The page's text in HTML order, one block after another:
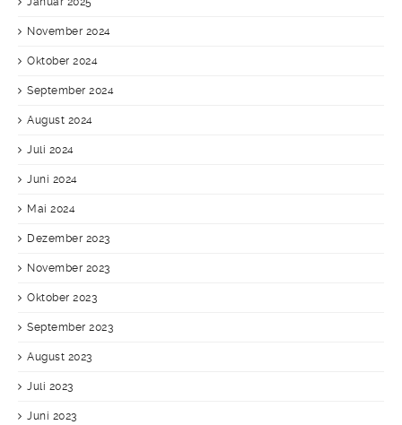
November 2024
Oktober 2024
September 2024
August 2024
Juli 2024
Juni 2024
Mai 2024
Dezember 2023
November 2023
Oktober 2023
September 2023
August 2023
Juli 2023
Juni 2023